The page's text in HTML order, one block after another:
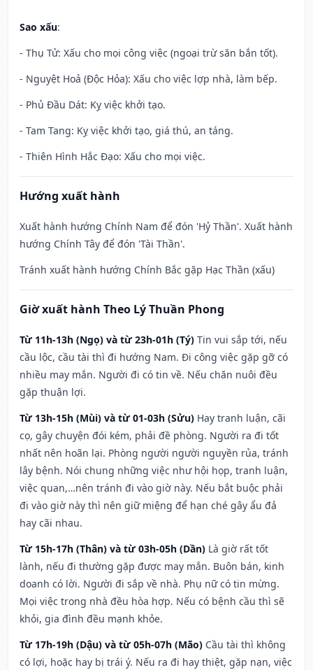
Sao xấu:
- Thụ Tử: Xấu cho mọi công việc (ngoại trừ săn bắn tốt).
- Nguyệt Hoả (Độc Hỏa): Xấu cho việc lợp nhà, làm bếp.
- Phủ Đầu Dát: Kỵ việc khởi tạo.
- Tam Tang: Kỵ việc khởi tạo, giá thú, an táng.
- Thiên Hình Hắc Đạo: Xấu cho mọi việc.
Hướng xuất hành
Xuất hành hướng Chính Nam để đón 'Hỷ Thần'. Xuất hành
hướng Chính Tây để đón 'Tài Thần'.
Tránh xuất hành hướng Chính Bắc gặp Hạc Thần (xấu)
Giờ xuất hành Theo Lý Thuần Phong
Từ 11h-13h (Ngọ) và từ 23h-01h (Tý) Tin vui sắp tới, nếu
cầu lộc, cầu tài thì đi hướng Nam. Đi công việc gặp gỡ có
nhiều may mắn. Người đi có tin về. Nếu chăn nuôi đều
gặp thuận lợi.
Từ 13h-15h (Mùi) và từ 01-03h (Sửu) Hay tranh luận, cãi
cọ, gây chuyện đói kém, phải đề phòng. Người ra đi tốt
nhất nên hoãn lại. Phòng người người nguyền rủa, tránh
lây bệnh. Nói chung những việc như hội họp, tranh luận,
việc quan,…nên tránh đi vào giờ này. Nếu bắt buộc phải
đi vào giờ này thì nên giữ miệng để hạn ché gây ẩu đả
hay cãi nhau.
Từ 15h-17h (Thân) và từ 03h-05h (Dần) Là giờ rất tốt
lành, nếu đi thường gặp được may mắn. Buôn bán, kinh
doanh có lời. Người đi sắp về nhà. Phụ nữ có tin mừng.
Mọi việc trong nhà đều hòa hợp. Nếu có bệnh cầu thì sẽ
khỏi, gia đình đều mạnh khỏe.
Từ 17h-19h (Dậu) và từ 05h-07h (Mão) Cầu tài thì không
có lợi, hoặc hay bị trái ý. Nếu ra đi hay thiệt, gặp nạn, việc